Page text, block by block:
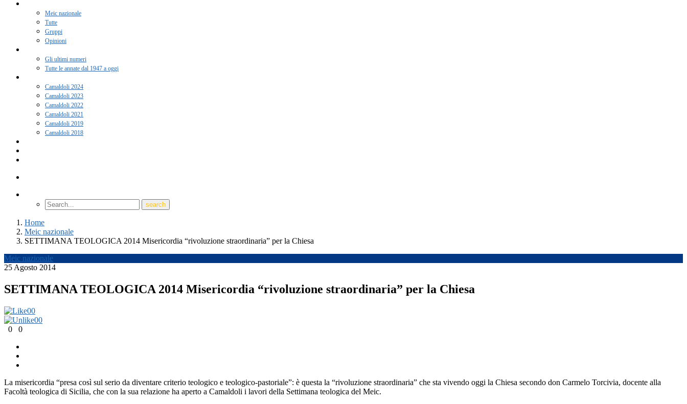
Meic nazionale
Tutte
Gruppi
Opinioni
Gli ultimi numeri
Tutte le annate dal 1947 a oggi
Camaldoli 2024
Camaldoli 2023
Camaldoli 2022
Camaldoli 2021
Camaldoli 2019
Camaldoli 2018
Home
Meic nazionale
SETTIMANA TEOLOGICA 2014 Misericordia “rivoluzione straordinaria” per la Chiesa
Meic nazionale
25 Agosto 2014
SETTIMANA TEOLOGICA 2014 Misericordia “rivoluzione straordinaria” per la Chiesa
00
00
0
0
La misericordia “presa così sul serio da diventare criterio teologico e teologico-pastoriale”: è questa la “rivoluzione straordinaria” che sta vivendo oggi la Chiesa secondo don Carmelo Torcivia, docente alla
Facoltà teologica di Sicilia, che con la sua relazione ha aperto a Camaldoli i lavori della Settimana teologica del Meic.